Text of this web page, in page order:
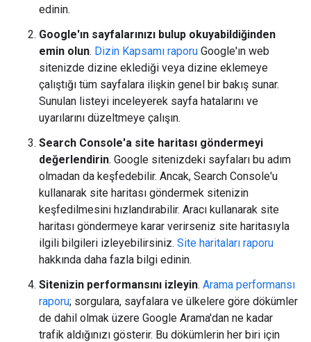
edinin.
Google'ın sayfalarınızı bulup okuyabildiğinden
emin olun. Dizin Kapsamı raporu Google'ın web
sitenizde dizine eklediği veya dizine eklemeye
çalıştığı tüm sayfalara ilişkin genel bir bakış sunar.
Sunulan listeyi inceleyerek sayfa hatalarını ve
uyarılarını düzeltmeye çalışın.
Search Console'a site haritası göndermeyi
değerlendirin. Google sitenizdeki sayfaları bu adım
olmadan da keşfedebilir. Ancak, Search Console'u
kullanarak site haritası göndermek sitenizin
keşfedilmesini hızlandırabilir. Aracı kullanarak site
haritası göndermeye karar verirseniz site haritasıyla
ilgili bilgileri izleyebilirsiniz. Site haritaları raporu
hakkında daha fazla bilgi edinin.
Sitenizin performansını izleyin. Arama performansı
raporu; sorgulara, sayfalara ve ülkelere göre dökümler
de dahil olmak üzere Google Arama'dan ne kadar
trafik aldığınızı gösterir. Bu dökümlerin her biri için